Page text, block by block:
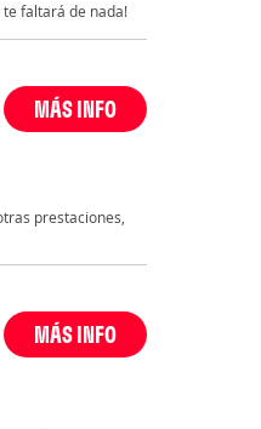
te faltará de nada!
MÁS INFO
prestaciones,
MÁS INFO